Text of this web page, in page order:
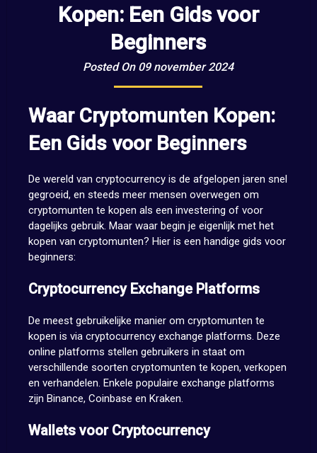
Kopen: Een Gids voor
Beginners
Posted On 09 november 2024
Waar Cryptomunten Kopen:
Een Gids voor Beginners
De wereld van cryptocurrency is de afgelopen jaren snel
gegroeid, en steeds meer mensen overwegen om
cryptomunten te kopen als een investering of voor
dagelijks gebruik. Maar waar begin je eigenlijk met het
kopen van cryptomunten? Hier is een handige gids voor
beginners:
Cryptocurrency Exchange Platforms
De meest gebruikelijke manier om cryptomunten te
kopen is via cryptocurrency exchange platforms. Deze
online platforms stellen gebruikers in staat om
verschillende soorten cryptomunten te kopen, verkopen
en verhandelen. Enkele populaire exchange platforms
zijn Binance, Coinbase en Kraken.
Wallets voor Cryptocurrency